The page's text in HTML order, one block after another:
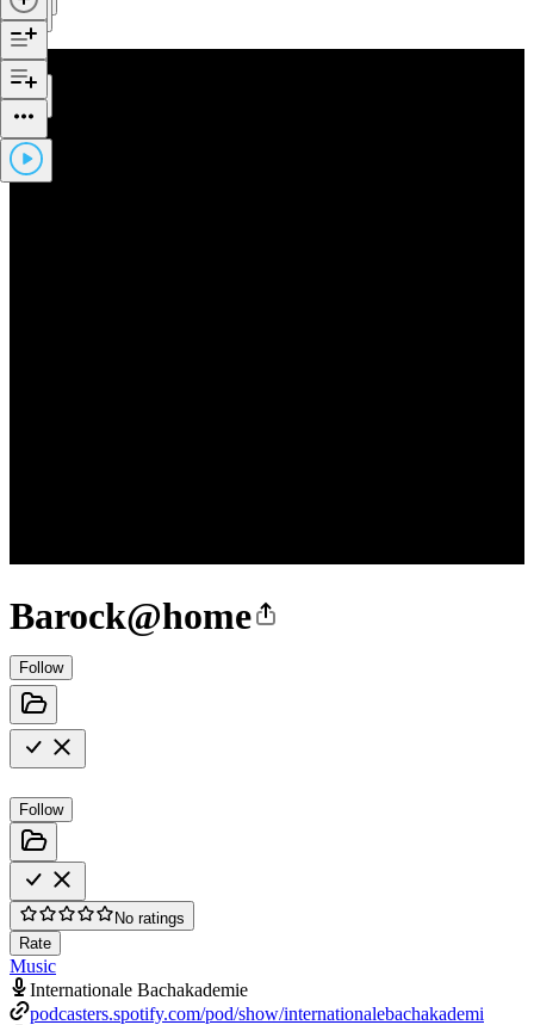
Barock@home
Follow
Follow
No ratings
Rate
Music
Internationale Bachakademie
podcasters.spotify.com/pod/show/internationalebachakademi